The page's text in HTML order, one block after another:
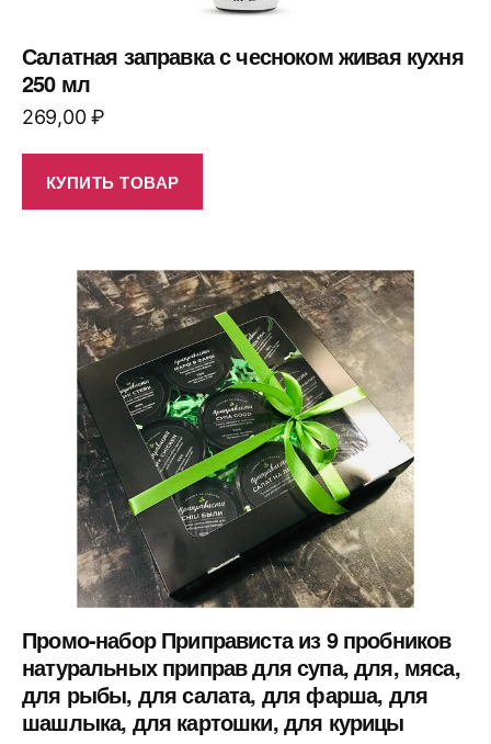
Салатная заправка с чесноком живая кухня
250 мл
269,00₽
КУПИТЬ ТОВАР
Промо-набор Приправиста из 9 пробников
натуральных приправ для супа, для, мяса,
для рыбы, для салата, для фарша, для
шашлыка, для картошки, для курицы